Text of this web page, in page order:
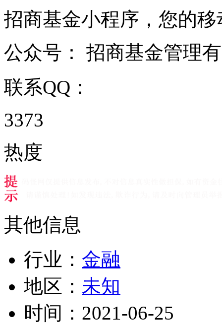
招商基金小程序，您的移
公众号： 招商基金管理
联系QQ：
3373
热度
其他信息
行业： 金融
地区： 未知
时间： 2021-06-25